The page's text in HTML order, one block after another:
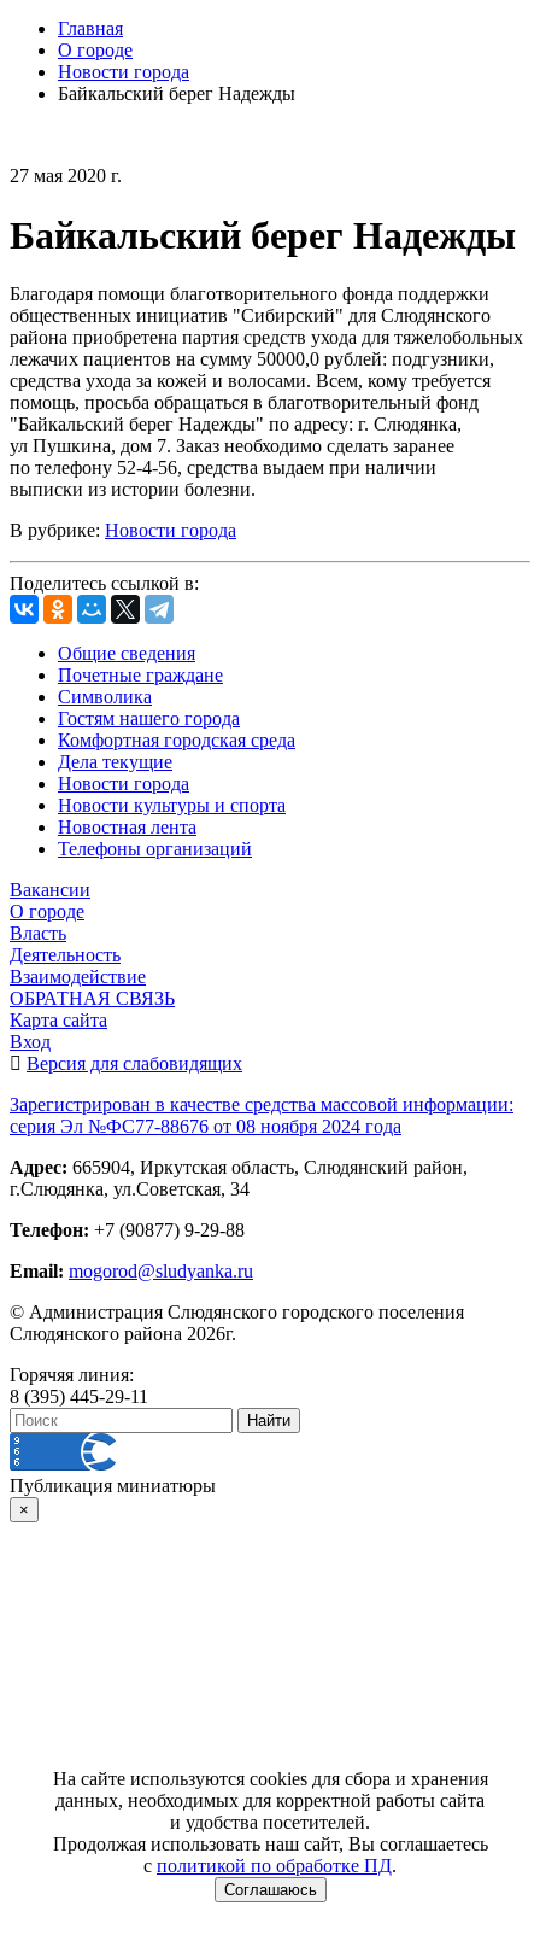
Главная
О городе
Новости города
Байкальский берег Надежды
27 мая 2020 г.
Байкальский берег Надежды
Благодаря помощи благотворительного фонда поддержки
общественных инициатив "Сибирский" для Слюдянского
района приобретена партия средств ухода для тяжелобольных
лежачих пациентов на сумму 50000,0 рублей: подгузники,
средства ухода за кожей и волосами. Всем, кому требуется
помощь, просьба обращаться в благотворительный фонд
"Байкальский берег Надежды" по адресу: г. Слюдянка,
ул Пушкина, дом 7. Заказ необходимо сделать заранее
по телефону 52-4-56, средства выдаем при наличии
выписки из истории болезни.
В рубрике: Новости города
Поделитесь ссылкой в:
Общие сведения
Почетные граждане
Символика
Гостям нашего города
Комфортная городская среда
Дела текущие
Новости города
Новости культуры и спорта
Новостная лента
Телефоны организаций
Вакансии
О городе
Власть
Деятельность
Взаимодействие
ОБРАТНАЯ СВЯЗЬ
Карта сайта
Вход
Версия для слабовидящих
Зарегистрирован в качестве средства массовой информации:
серия Эл №ФС77-88676 от 08 ноября 2024 года
Адрес: 665904, Иркутская область, Слюдянский район,
г.Слюдянка, ул.Советская, 34
Телефон: +7 (90877) 9-29-88
Email: mogorod@sludyanka.ru
© Администрация Слюдянского городского поселения
Слюдянского района 2026г.
Горячяя линия:
8 (395) 445-29-11
Публикация миниатюры
×
На сайте используются cookies для сбора и хранения
данных, необходимых для корректной работы сайта
и удобства посетителей.
Продолжая использовать наш сайт, Вы соглашаетесь
с политикой по обработке ПД.
Соглашаюсь